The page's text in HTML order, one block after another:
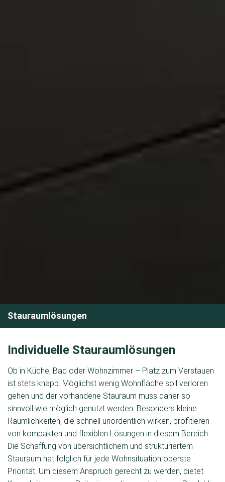
Stauraumlösungen
Individuelle Stauraumlösungen
Ob in Küche, Bad oder Wohnzimmer – Platz zum Verstauen
ist stets knapp. Möglichst wenig Wohnfläche soll verloren
gehen und der vorhandene Stauraum muss daher so
sinnvoll wie möglich genutzt werden. Besonders kleine
Räumlichkeiten, die schnell unordentlich wirken, profitieren
von kompakten und flexiblen Lösungen in diesem Bereich.
Die Schaffung von übersichtlichem und strukturiertem
Stauraum hat folglich für jede Wohnsituation oberste
Priorität. Um diesem Anspruch gerecht zu werden, bietet